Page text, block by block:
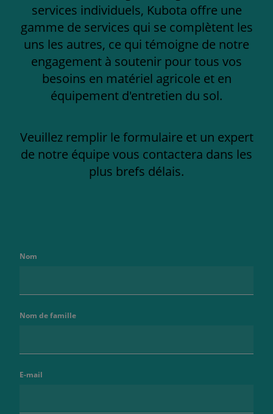
services individuels, Kubota offre une
gamme de services qui se complètent les
uns les autres, ce qui témoigne de notre
engagement à soutenir pour tous vos
besoins en matériel agricole et en
équipement d'entretien du sol.
Veuillez remplir le formulaire et un expert
de notre équipe vous contactera dans les
plus brefs délais.
Nom
Nom de famille
E-mail